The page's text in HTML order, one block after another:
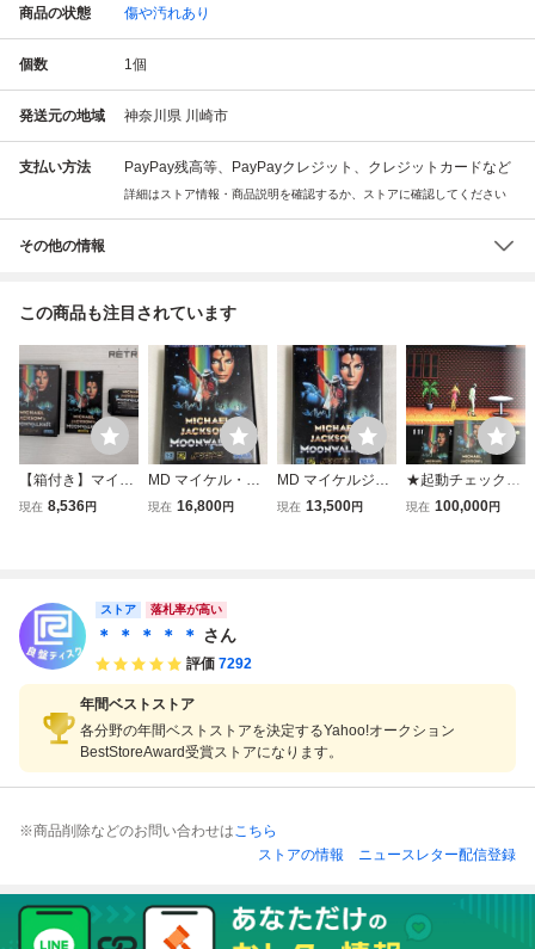
商品の状態 傷や汚れあり
個数 1個
発送元の地域 神奈川県 川崎市
支払い方法 PayPay残高等、PayPayクレジット、クレジットカードなど
詳細はストア情報・商品説明を確認するか、ストアに確認してください
その他の情報
この商品も注目されています
【箱付き】マイケ
ルジャクソンズ ム
現在 8,536円
MD マイケル・ジ
ャクソンズ ムーン
現在 16,800円
MD マイケルジャ
クソンズ ムーンウ
現在 13,500円
★起動チェックO
K★マイケル・ジ
現在 100,000円
ストア 落札率が高い
＊ ＊ ＊ ＊ ＊ さん
評価 7292
年間ベストストア
各分野の年間ベストストアを決定するYahoo!オークション
BestStoreAward受賞ストアになります。
※商品削除などのお問い合わせはこちら
ストアの情報
ニュースレター配信登録